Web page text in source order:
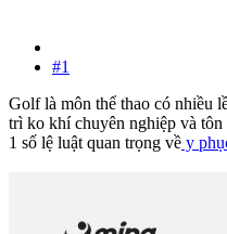
#1
Golf là môn thể thao có nhiều
trì ko khí chuyên nghiệp và
1 số lệ luật quan trọng về y